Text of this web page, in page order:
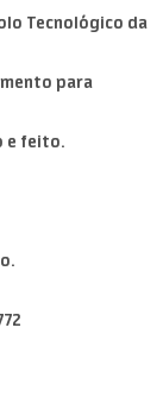
Tecnológico da
para
e feito.